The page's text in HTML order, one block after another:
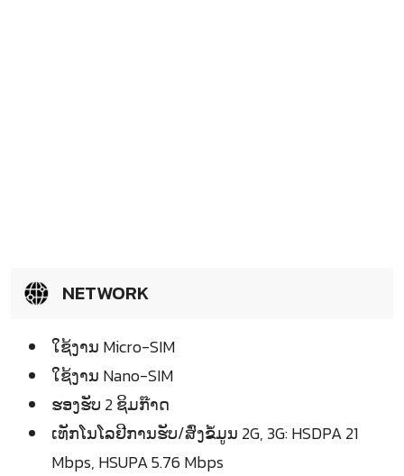
NETWORK
ໃຊ້ງານ Micro-SIM
ໃຊ້ງານ Nano-SIM
ຮອງຮັບ 2 ຊິມກ໊າດ
ເທັກໂນໂລຢີການຮັບ/ສົ່ງຂໍ້ມູນ 2G, 3G: HSDPA 21
Mbps, HSUPA 5.76 Mbps